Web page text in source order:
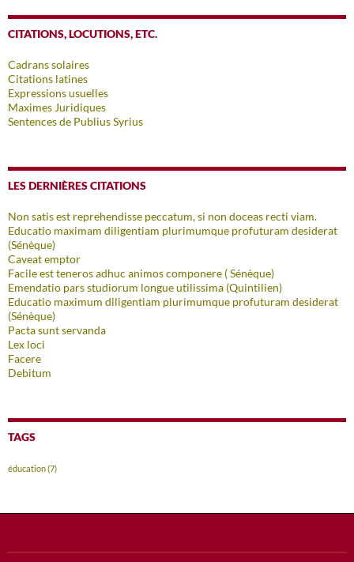
CITATIONS, LOCUTIONS, ETC.
Cadrans solaires
Citations latines
Expressions usuelles
Maximes Juridiques
Sentences de Publius Syrius
LES DERNIÈRES CITATIONS
Non satis est reprehendisse peccatum, si non doceas recti viam.
Educatio maximam diligentiam plurimumque profuturam desiderat
(Sénèque)
Caveat emptor
Facile est teneros adhuc animos componere ( Sénèque)
Emendatio pars studiorum longue utilissima (Quintilien)
Educatio maximum diligentiam plurimumque profuturam desiderat
(Sénèque)
Pacta sunt servanda
Lex loci
Facere
Debitum
TAGS
éducation(7)